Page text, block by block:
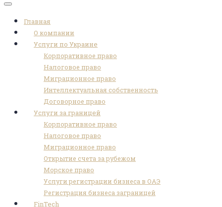
navigation
Главная
О компании
Услуги по Украине
Корпоративное право
Налоговое право
Миграционное право
Интеллектуальная собственность
Договорное право
Услуги за границей
Корпоративное право
Налоговое право
Миграционное право
Открытие счета за рубежом
Морское право
Услуги регистрации бизнеса в ОАЭ
Регистрация бизнеса заграницей
FinTech